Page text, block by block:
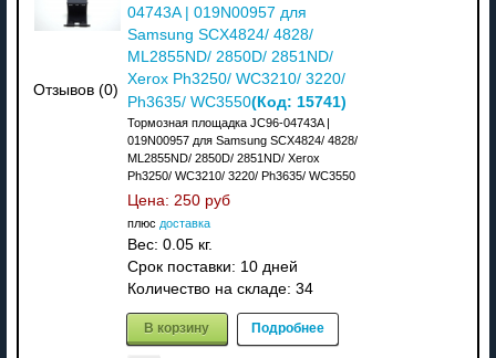
Отзывов (0)
04743A | 019N00957 для
Samsung SCX4824/ 4828/
ML2855ND/ 2850D/ 2851ND/
Xerox Ph3250/ WC3210/ 3220/
Ph3635/ WC3550(Код: 15741)
Тормозная площадка JC96-04743A |
019N00957 для Samsung SCX4824/ 4828/
ML2855ND/ 2850D/ 2851ND/ Xerox
Ph3250/ WC3210/ 3220/ Ph3635/ WC3550
Цена: 250 руб
плюс доставка
Вес: 0.05 кг.
Срок поставки: 10 дней
Количество на складе: 34
В корзину Подробнее